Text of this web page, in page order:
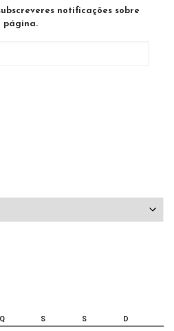
notificações sobre
página.
Q S S D